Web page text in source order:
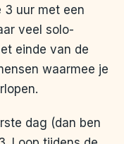
3 uur met een
veel solo-
einde van de
waarmee je
dag (dan ben